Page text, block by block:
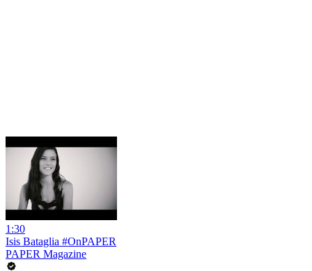
1:30
Isis Bataglia #OnPAPER
PAPER Magazine